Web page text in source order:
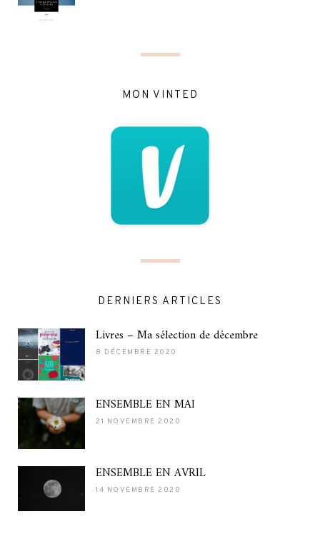
MON VINTED
DERNIERS ARTICLES
Livres – Ma sélection de décembre
8 DÉCEMBRE 2020
ENSEMBLE EN MAI
21 NOVEMBRE 2020
ENSEMBLE EN AVRIL
14 NOVEMBRE 2020